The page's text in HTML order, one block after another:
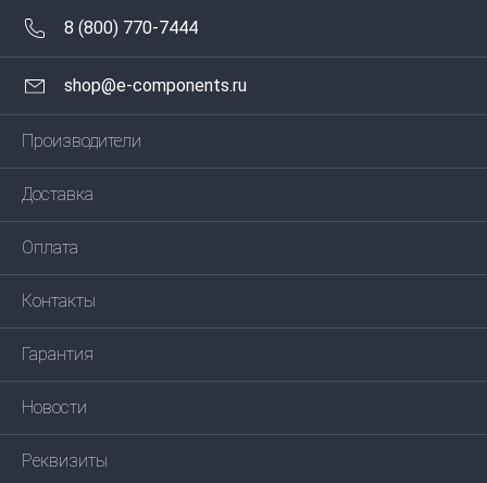
8 (800) 770-7444
shop@e-components.ru
Производители
Доставка
Оплата
Контакты
Гарантия
Новости
Реквизиты